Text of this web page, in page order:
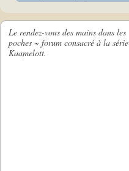
Le rendez-vous des mains dans les
poches ~ forum consacré à la série
Kaamelott.